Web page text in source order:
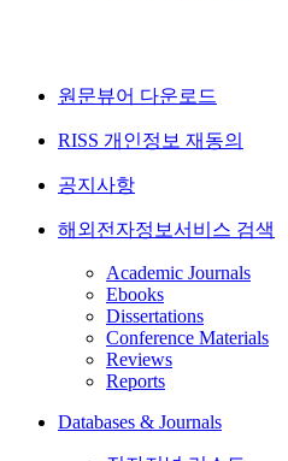
원문뷰어 다운로드
RISS 개인정보 재동의
공지사항
해외전자정보서비스 검색
Academic Journals
Ebooks
Dissertations
Conference Materials
Reviews
Reports
Databases & Journals